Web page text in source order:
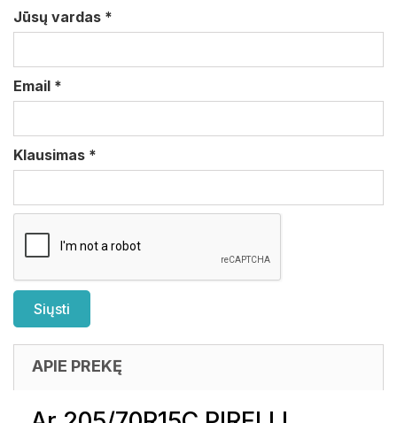
Jūsų vardas *
Email *
Klausimas *
APIE PREKĘ